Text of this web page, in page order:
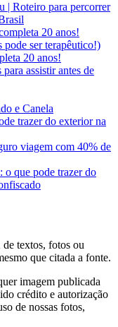
| Roteiro para percorrer
20 anos!
pode ser terapêutico!)
20 anos!
assistir antes de
e Canela
trazer do exterior na
viagem com 40% de
o que pode trazer do
textos, fotos ou
que citada a fonte.
imagem publicada
crédito e autorização
de nossas fotos,